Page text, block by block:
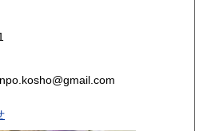
円 愛媛県